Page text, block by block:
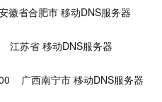
省合肥市 移动DNS服务器
苏省 移动DNS服务器
广西南宁市 移动DNS服务器